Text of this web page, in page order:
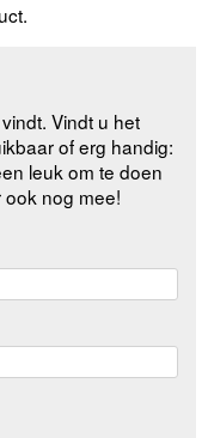
Vindt u het
of erg handig:
leuk om te doen
nog mee!